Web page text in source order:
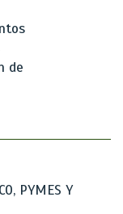
de
PYMES Y